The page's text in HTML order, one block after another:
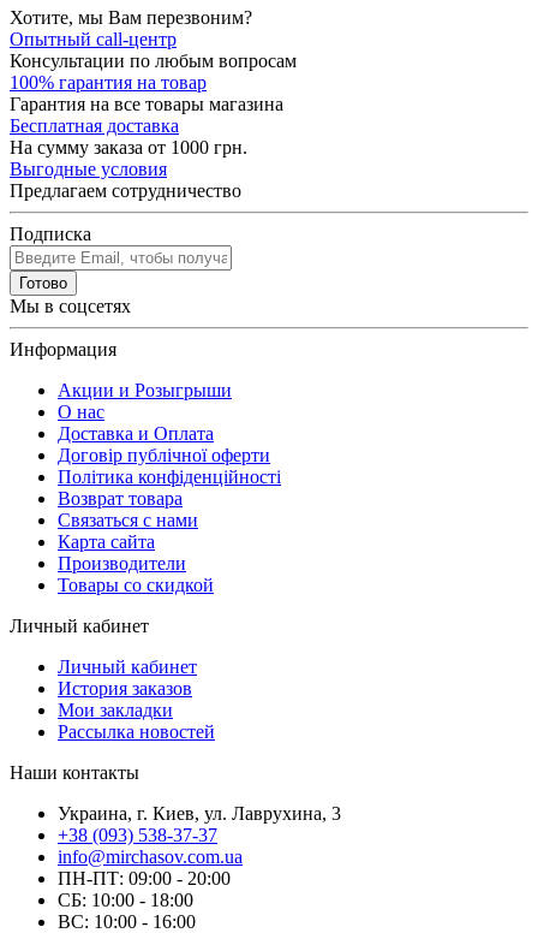
Хотите, мы Вам перезвоним?
Опытный call-центр
Консультации по любым вопросам
100% гарантия на товар
Гарантия на все товары магазина
Бесплатная доставка
На сумму заказа от 1000 грн.
Выгодные условия
Предлагаем сотрудничество
Подписка
Готово
Мы в соцсетях
Информация
Акции и Розыгрыши
О нас
Доставка и Оплата
Договір публічної оферти
Політика конфіденційності
Возврат товара
Связаться с нами
Карта сайта
Производители
Товары со скидкой
Личный кабинет
Личный кабинет
История заказов
Мои закладки
Рассылка новостей
Наши контакты
Украина, г. Киев, ул. Лаврухина, 3
+38 (093) 538-37-37
info@mirchasov.com.ua
ПН-ПТ: 09:00 - 20:00
СБ: 10:00 - 18:00
ВС: 10:00 - 16:00